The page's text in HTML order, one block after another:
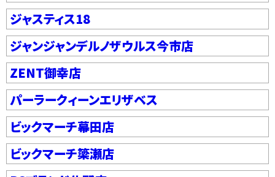
ジャスティス18
ジャンジャンデルノザウルス今市店
ZENT御幸店
パーラークィーンエリザベス
ビックマーチ幕田店
ビックマーチ簗瀬店